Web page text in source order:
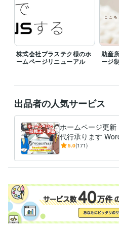
経営・マネジメント / 経営者・CEO・
職歴
株式会社モト企画事務所 1996年8
株式会社トランジション 2001年8
株式会社リアルオン 2014年12月
株式会社ウィズスタイル 2019年9
ビジネス・クリエイティブツール
Adobe Photoshop:20年
WordPress:7年Google Search
Adobe Premiere Pro:3年
得意分野
Web制作・HP作成・EC構築
ホー
経営 人材
生活用品
Web制作・HP作成・EC構築 ラン
リフォーム 飲食 メーカー
不動産
介護
株式会社プラステク様のホ
ームページリニューアル
助産
ージ
出品者の人気サービス
ホームページ更新
代行承ります
トの更新をトラ
5.0(171)